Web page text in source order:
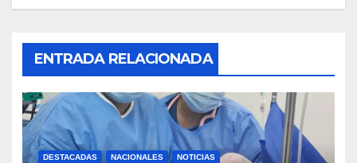
ENTRADA RELACIONADA
DESTACADAS NACIONALES NOTICIAS